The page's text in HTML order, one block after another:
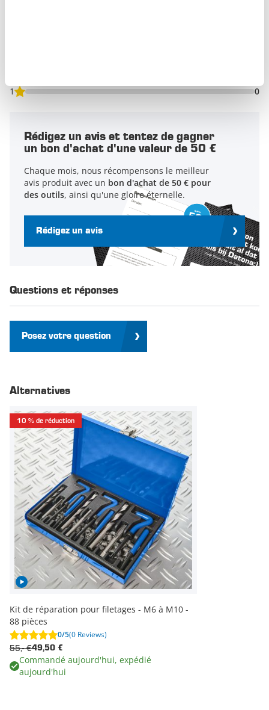
4 x 25 filets rapportés M5, M6, M8 et M10
1 boîte de rangement en métal
1
0
Rédigez un avis et tentez de gagner
un bon d'achat d'une valeur de 50 €
Chaque mois, nous récompensons le meilleur
avis produit avec un bon d'achat de 50 € pour
des outils, ainsi qu'une gloire éternelle.
Rédigez un avis
Questions et réponses
Posez votre question
Alternatives
10 % de réduction
Kit de réparation pour filetages - M6 à M10 -
88 pièces
0/5(0 Reviews)
49,50 €
55,- €
Commandé aujourd'hui, expédié
aujourd'hui